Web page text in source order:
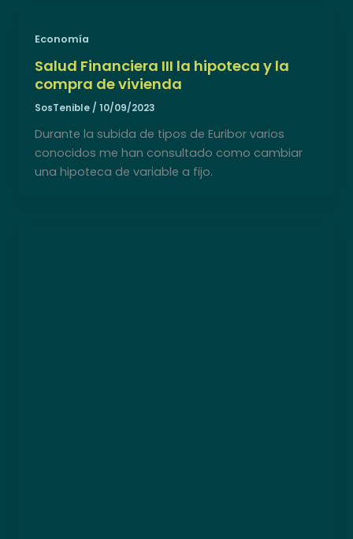
Economía
Salud Financiera III la hipoteca y la
compra de vivienda
SosTenible/10/09/2023
Durante la subida de tipos de Euribor varios
conocidos me han consultado como cambiar
una hipoteca de variable a fijo.